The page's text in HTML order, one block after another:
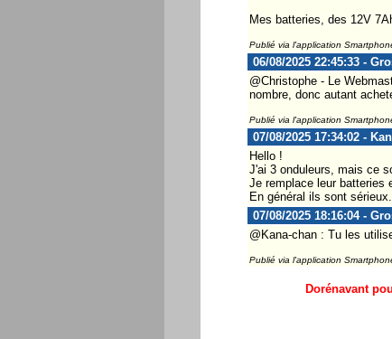
Mes batteries, des 12V
Publié via l'application
06/08/2025 22:45:33 -
@Christophe - Le
nombre, donc autant
Publié via l'application
07/08/2025 17:34:02 -
Hello !
J'ai 3 onduleurs, mais ce
Je remplace leur batteries
En général ils sont sérieux.
07/08/2025 18:16:04 -
@Kana-chan : Tu les
Publié via l'application
Dorénavant